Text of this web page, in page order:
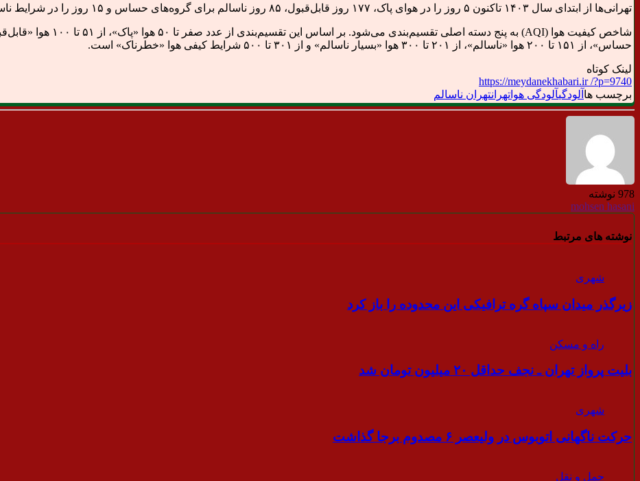
تهرانی‌ها از ابتدای سال ۱۴۰۳ تاکنون ۵ روز را در هوای پاک، ۱۷۷ روز قابل‌قبول، ۸۵ روز ناسالم برای گروه‌های حساس و ۱۵ روز را در شرایط ناسالم تنفس کرده‌اند.
حساس»، از ۱۵۱ تا ۲۰۰ هوا «ناسالم»، از ۲۰۱ تا ۳۰۰ هوا «بسیار ناسالم» و از ۳۰۱ تا ۵۰۰ شرایط کیفی هوا «خطرناک» است.
لینک کوتاه
https://meydanekhabari.ir /?p=9740
برچسب ها آلودگیآلودگی هوا تهرانتهران ناسالم
978 نوشته
mohsen hasani
نوشته های مرتبط
شهری
زیرگذر میدان سپاه گره ترافیکی این محدوده را باز کرد
راه و مسکن
بلیت پرواز تهران ـ نجف حداقل ۲۰ میلیون تومان شد
شهری
حرکت ناگهانی اتوبوس در ولیعصر ۶ مصدوم برجا گذاشت
حمل و نقل